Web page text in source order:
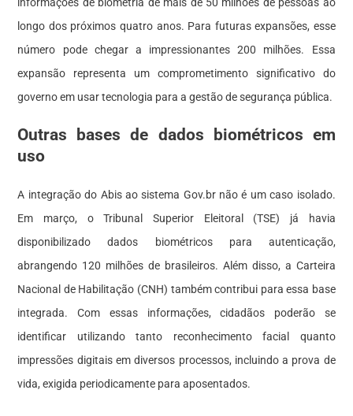
informações de biometria de mais de 50 milhões de pessoas ao
longo dos próximos quatro anos. Para futuras expansões, esse
número pode chegar a impressionantes 200 milhões. Essa
expansão representa um comprometimento significativo do
governo em usar tecnologia para a gestão de segurança pública.
Outras bases de dados biométricos em
uso
A integração do Abis ao sistema Gov.br não é um caso isolado.
Em março, o Tribunal Superior Eleitoral (TSE) já havia
disponibilizado dados biométricos para autenticação,
abrangendo 120 milhões de brasileiros. Além disso, a Carteira
Nacional de Habilitação (CNH) também contribui para essa base
integrada. Com essas informações, cidadãos poderão se
identificar utilizando tanto reconhecimento facial quanto
impressões digitais em diversos processos, incluindo a prova de
vida, exigida periodicamente para aposentados.